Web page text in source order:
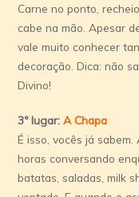
Carne no ponto,
cabe na mão. Apesar
vale muito conhecer
decoração. Dica: não
Divino!
3º lugar:A Chapa
É isso, vocês já
horas conversando
batatas, saladas, milk